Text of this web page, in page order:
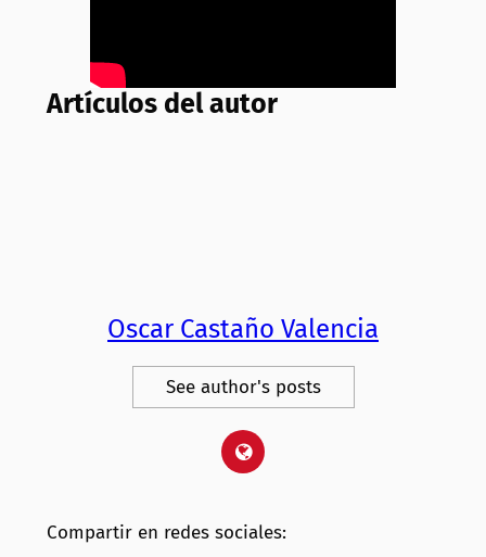
Artículos del autor
Oscar Castaño Valencia
See author's posts
Compartir en redes sociales: